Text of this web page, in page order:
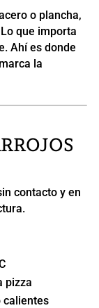
o plancha,
que importa
Ahí es donde
la
contacto y en
pizza
calientes